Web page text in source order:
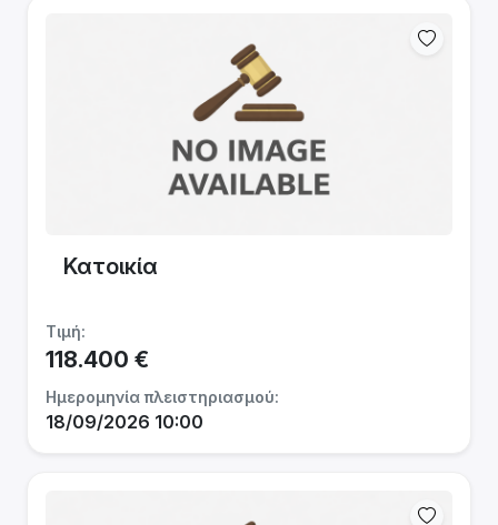
Κατοικία
Τιμή:
118.400 €
Ημερομηνία πλειστηριασμού:
18/09/2026 10:00